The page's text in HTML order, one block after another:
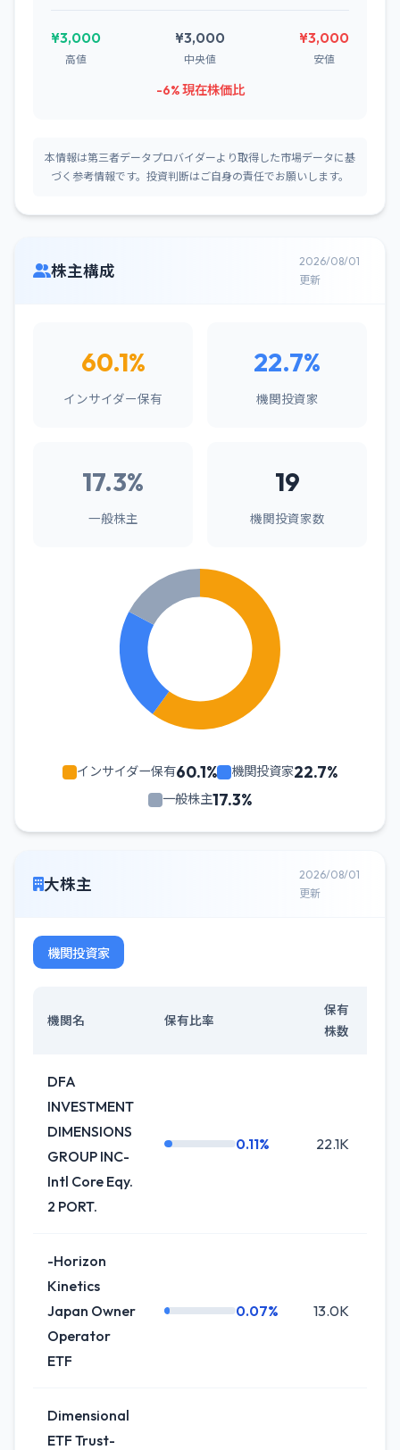
¥3,000
高値
¥3,000
中央値
¥3,000
安値
-6% 現在株価比
本情報は第三者データプロバイダーより取得した市場データに基
づく参考情報です。投資判断はご自身の責任でお願いします。
株主構成
2026/08/01
更新
60.1%
インサイダー保有
22.7%
機関投資家
17.3%
一般株主
19
機関投資家数
インサイダー保有60.1% 機関投資家22.7%
一般株主17.3%
大株主
2026/08/01
更新
機関投資家
機関名 保有比率
保有
株数
DFA
INVESTMENT
DIMENSIONS
GROUP INC-
Intl Core Eqy.
2 PORT.
0.11% 22.1K
-Horizon
Kinetics
Japan Owner
Operator
ETF
0.07% 13.0K
Dimensional
ETF Trust-